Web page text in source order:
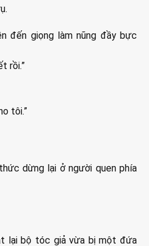
đến giọng làm nũng đầy bực
rồi.”
tôi.”
dừng lại ở người quen phía
lại bộ tóc giả vừa bị một đứa